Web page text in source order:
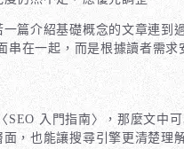
篇介紹基礎概念的文章連
串在一起，而是根據讀者需
SEO 入門指南〉，那麼文中
，也能讓搜尋引擎更清楚